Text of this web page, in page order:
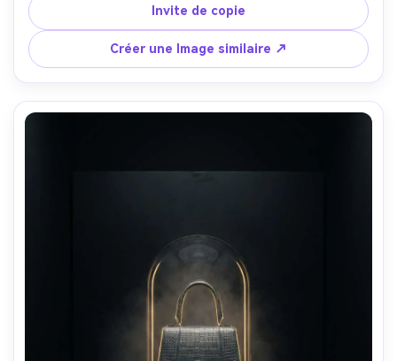
f/9, photographie de produits e-commerce haute
résolution, pas d'encombrement, look nette prêt à
découper-AR 4:5
Invite de copie
Créer une Image similaire ↗